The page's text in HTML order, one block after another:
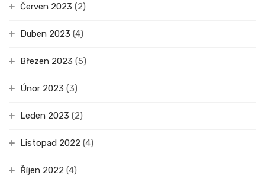
Červen 2023 (2)
Duben 2023 (4)
Březen 2023 (5)
Únor 2023 (3)
Leden 2023 (2)
Listopad 2022 (4)
Říjen 2022 (4)